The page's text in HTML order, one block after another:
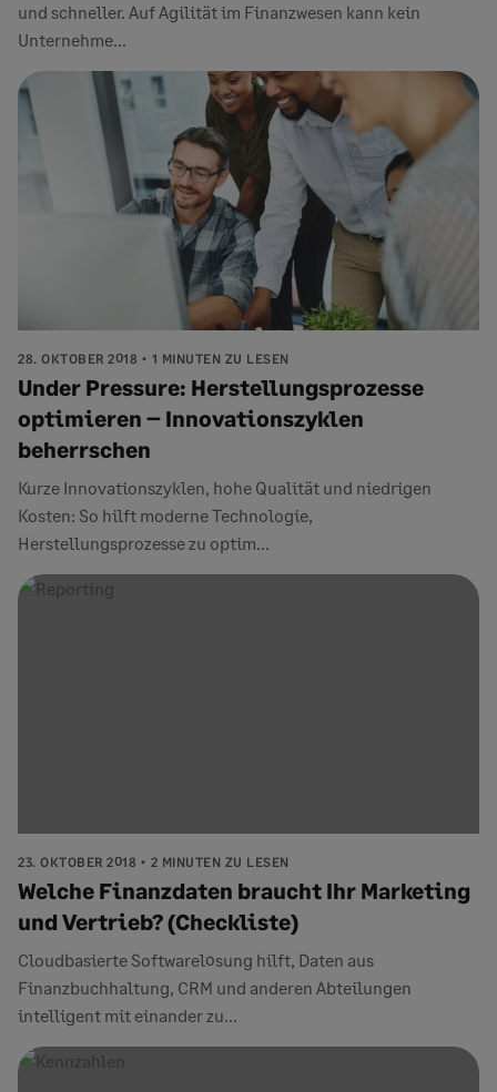
und schneller. Auf Agilität im Finanzwesen kann kein
Unternehme...
28. OKTOBER 2018 1 MINUTEN ZU LESEN
Under Pressure: Herstellungsprozesse
optimieren – Innovationszyklen
beherrschen
Kurze Innovationszyklen, hohe Qualität und niedrigen
Kosten: So hilft moderne Technologie,
Herstellungsprozesse zu optim...
23. OKTOBER 2018 2 MINUTEN ZU LESEN
Welche Finanzdaten braucht Ihr Marketing
und Vertrieb? (Checkliste)
Cloudbasierte Softwarelösung hilft, Daten aus
Finanzbuchhaltung, CRM und anderen Abteilungen
intelligent mit einander zu...